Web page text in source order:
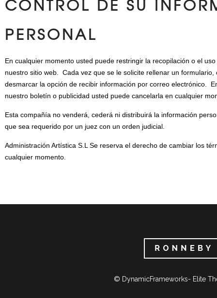
PERSONAL
En cualquier momento usted puede restringir la recopilación o el
nuestro sitio web. Cada vez que se le solicite rellenar un
desmarcar la opción de recibir información por correo electrónico.
nuestro boletín o publicidad usted puede cancelarla en cualquier
Esta compañía no venderá, cederá ni distribuirá la información
que sea requerido por un juez con un orden judicial.
Administración Artística S.L Se reserva el derecho de cambiar los
cualquier momento.
© DynamicFrameworks- Elite